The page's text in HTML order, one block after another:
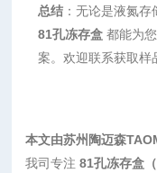
总结 ：无论是液氮
81孔冻存盒 都能为
案。欢迎联系获取样
本文由苏州陶迈森
我司专注81孔冻存盒